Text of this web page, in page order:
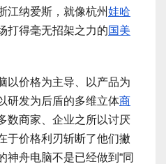
江纳爱斯，就像杭州娃哈
打得毫无招架之力的国美
价格为主导、以产品为
研发为后盾的多维立体商
数商家、企业之所以讨厌
于价格利刃斩断了他们撇
神舟电脑不是已经做到“同